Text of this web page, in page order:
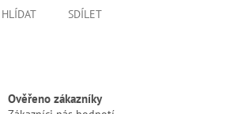
HLÍDAT SDÍLET
Ověřeno zákazníky